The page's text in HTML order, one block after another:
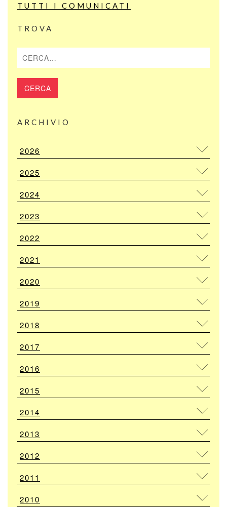
TUTTI I COMUNICATI
TROVA
ARCHIVIO
2026
2025
2024
2023
2022
2021
2020
2019
2018
2017
2016
2015
2014
2013
2012
2011
2010